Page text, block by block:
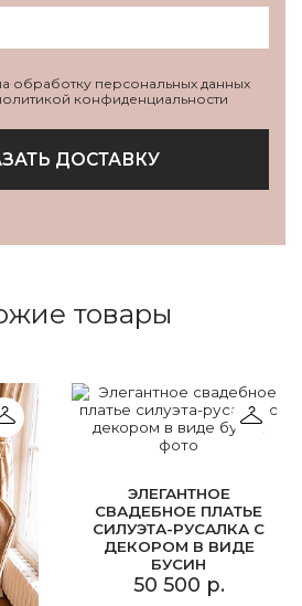
обработку персональных данных
конфиденциальности
ДОСТАВКУ
товары
ЭЛЕГАНТНОЕ
СВАДЕБНОЕ ПЛАТЬЕ
СИЛУЭТА-РУСАЛКА С
ДЕКОРОМ В ВИДЕ
БУСИН
50 500 р.